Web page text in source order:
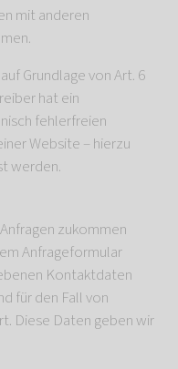
mit anderen
Grundlage von Art. 6
hat ein
fehlerfreien
Website – hierzu
werden.
zukommen
Anfrageformular
Kontaktdaten
für den Fall von
Diese Daten geben wir